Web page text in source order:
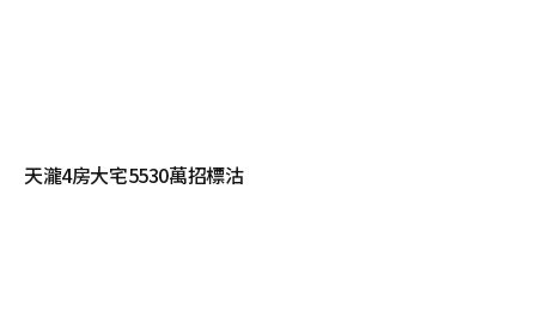
天瀧4房大宅5530萬招標沽